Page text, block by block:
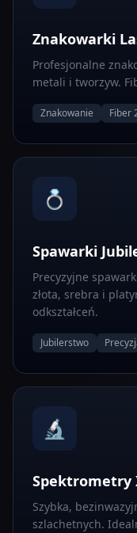
Znakowarki
Profesjonalne
metali i tworzyw.
Znakowanie Fiber
💍
Spawarki
Precyzyjne
złota, srebra i
odkształceń.
Jubilerstwo
🔬
Spektrometry
Szybka,
szlachetnych.